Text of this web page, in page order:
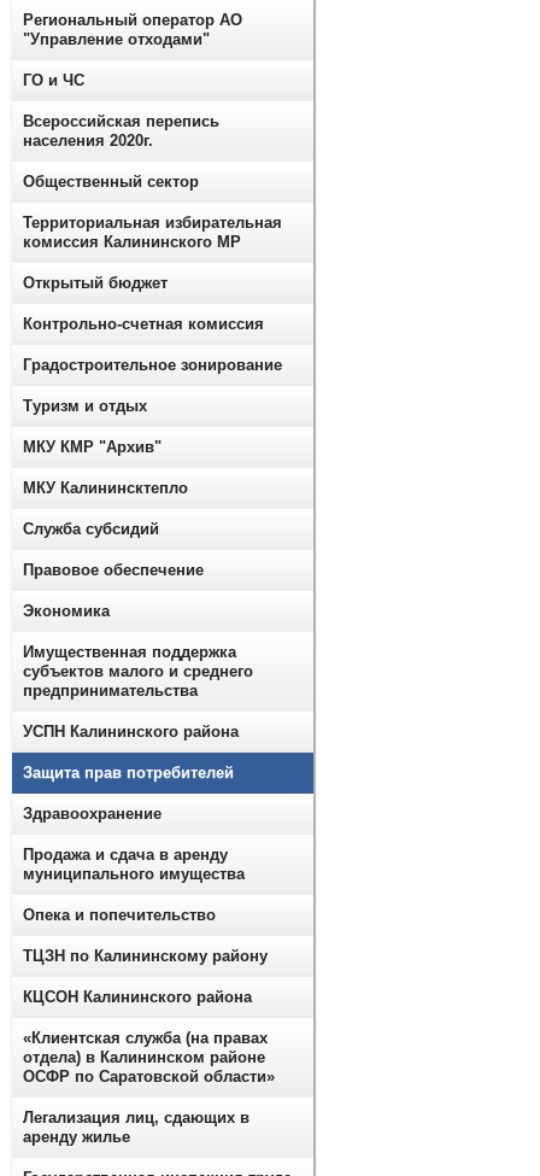
Региональный оператор АО
"Управление отходами"
ГО и ЧС
Всероссийская перепись
населения 2020г.
Общественный сектор
Территориальная избирательная
комиссия Калининского МР
Открытый бюджет
Контрольно-счетная комиссия
Градостроительное зонирование
Туризм и отдых
МКУ КМР "Архив"
МКУ Калининсктепло
Служба субсидий
Правовое обеспечение
Экономика
Имущественная поддержка
субъектов малого и среднего
предпринимательства
УСПН Калининского района
Защита прав потребителей
Здравоохранение
Продажа и сдача в аренду
муниципального имущества
Опека и попечительство
ТЦЗН по Калининскому району
КЦСОН Калининского района
«Клиентская служба (на правах
отдела) в Калининском районе
ОСФР по Саратовской области»
Легализация лиц, сдающих в
аренду жилье